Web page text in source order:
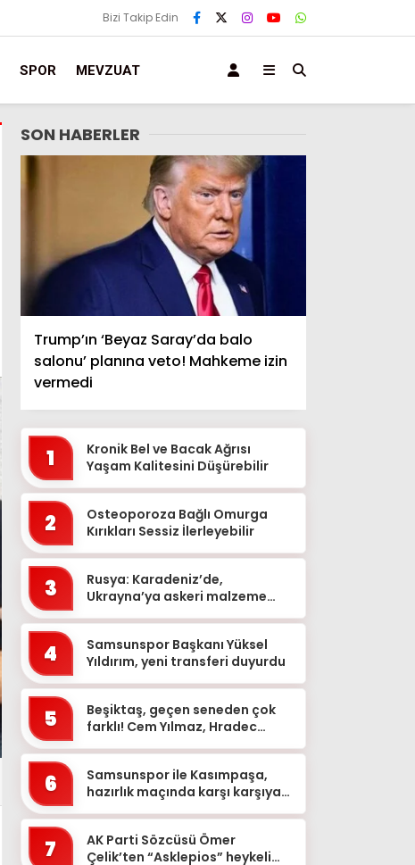
Bizi Takip Edin
SPOR MEVZUAT
SON HABERLER
Trump’ın ‘Beyaz Saray’da balo
salonu’ planına veto! Mahkeme izin
vermedi
1
Kronik Bel ve Bacak Ağrısı
Yaşam Kalitesini Düşürebilir
2
Osteoporoza Bağlı Omurga
Kırıkları Sessiz İlerleyebilir
3
Rusya: Karadeniz’de,
Ukrayna’ya askeri malzeme
4
Samsunspor Başkanı Yüksel
Yıldırım, yeni transferi duyurdu
5
Beşiktaş, geçen seneden çok
farklı! Cem Yılmaz, Hradec
6
Samsunspor ile Kasımpaşa,
hazırlık maçında karşı karşıya
7
AK Parti Sözcüsü Ömer
Çelik’ten “Asklepios” heykeli